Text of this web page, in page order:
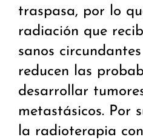
traspasa, por lo
radiación que
sanos
reducen las
desarrollar
metastásicos. Por
la radioterapia